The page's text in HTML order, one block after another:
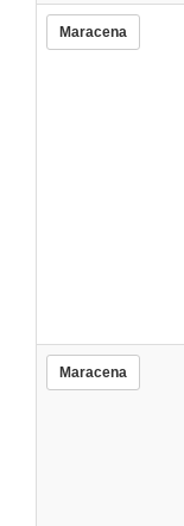
Maracena
Maracena